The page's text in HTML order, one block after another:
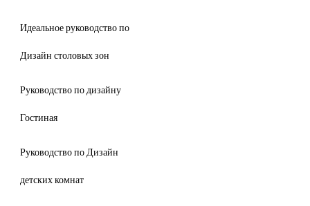
Идеальное руководство по
Дизайн столовых зон
Руководство по дизайну
Гостиная
Руководство по Дизайн
детских комнат